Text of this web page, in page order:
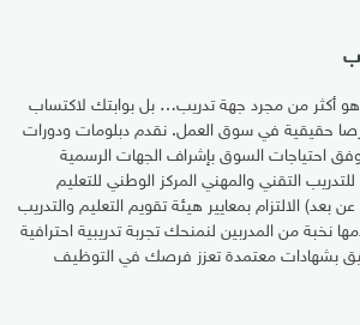
هو أكثر من مجرد جهة تدريب… بل بوابتك لاكتساب
حقيقية في سوق العمل. نقدم دبلومات ودورات
احتياجات السوق بإشراف الجهات الرسمية
التقني والمهني المركز الوطني للتعليم
عن بعد) الالتزام بمعايير هيئة تقويم التعليم والتدريب
نخبة من المدربين لنمنحك تجربة تدريبية احترافية
بشهادات معتمدة تعزز فرصك في التوظيف